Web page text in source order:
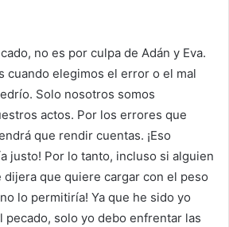
no es por culpa de Adán y Eva.
cuando elegimos el error o el mal
Solo nosotros somos
actos. Por los errores que
que rendir cuentas. ¡Eso
justo! Por lo tanto, incluso si alguien
dijera que quiere cargar con el peso
lo permitiría! Ya que he sido yo
pecado, solo yo debo enfrentar las